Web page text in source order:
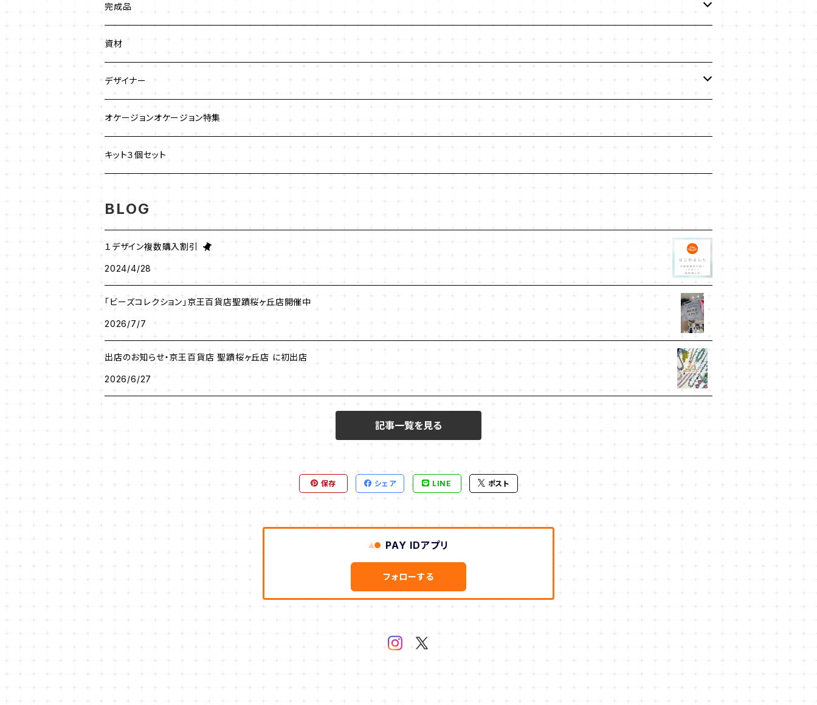
ビーズステッチ
ネックレス
ストラップ
ブローチ
その他
リング
ピアス
ジュエリークロッシェ
クロッシェ
ワイヤーワーク
ネックレス
チェインメイル
完成品
ネックレス
ブレスレット
ピアス
ブローチ
イヤリング
ヘアアクセサリー
メガネチェーン
資材
デザイナー
澤田美子
新川智未
清水理子
オケージョンオケージョン特集
キット３個セット
BLOG
１デザイン複数購入割引
2024/4/28
「ビーズコレクション」京王百貨店聖蹟桜ヶ丘店開催中
2026/7/7
出店のお知らせ・京王百貨店 聖蹟桜ヶ丘店 に初出店
2026/6/27
記事一覧を見る
保存 シェア LINE ポスト
PAY IDアプリ
フォローする